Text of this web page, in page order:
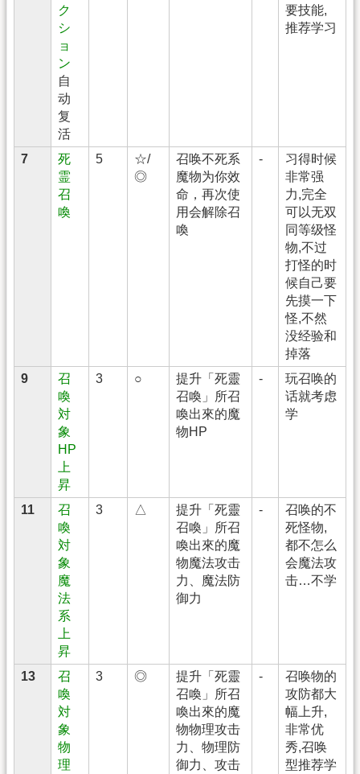
ク
シ
ョ
ン
自
动
复
活
要技能,
推荐学习
7
死
霊
召
喚
5
☆/
◎
召唤不死系
魔物为你效
命，再次使
用会解除召
喚
-
习得时候
非常强
力,完全
可以无双
同等级怪
物,不过
打怪的时
候自己要
先摸一下
怪,不然
没经验和
掉落
9
召
喚
対
象
HP
上
昇
3 ○
提升「死靈
召喚」所召
喚出來的魔
物HP
-
玩召唤的
话就考虑
学
11
召
喚
対
象
魔
法
系
上
昇
3 △
提升「死靈
召喚」所召
喚出來的魔
物魔法攻击
力、魔法防
御力
-
召唤的不
死怪物,
都不怎么
会魔法攻
击…不学
13
召
喚
対
象
物
理
3 ◎
提升「死靈
召喚」所召
喚出來的魔
物物理攻击
力、物理防
御力、攻击
-
召唤物的
攻防都大
幅上升,
非常优
秀,召唤
型推荐学